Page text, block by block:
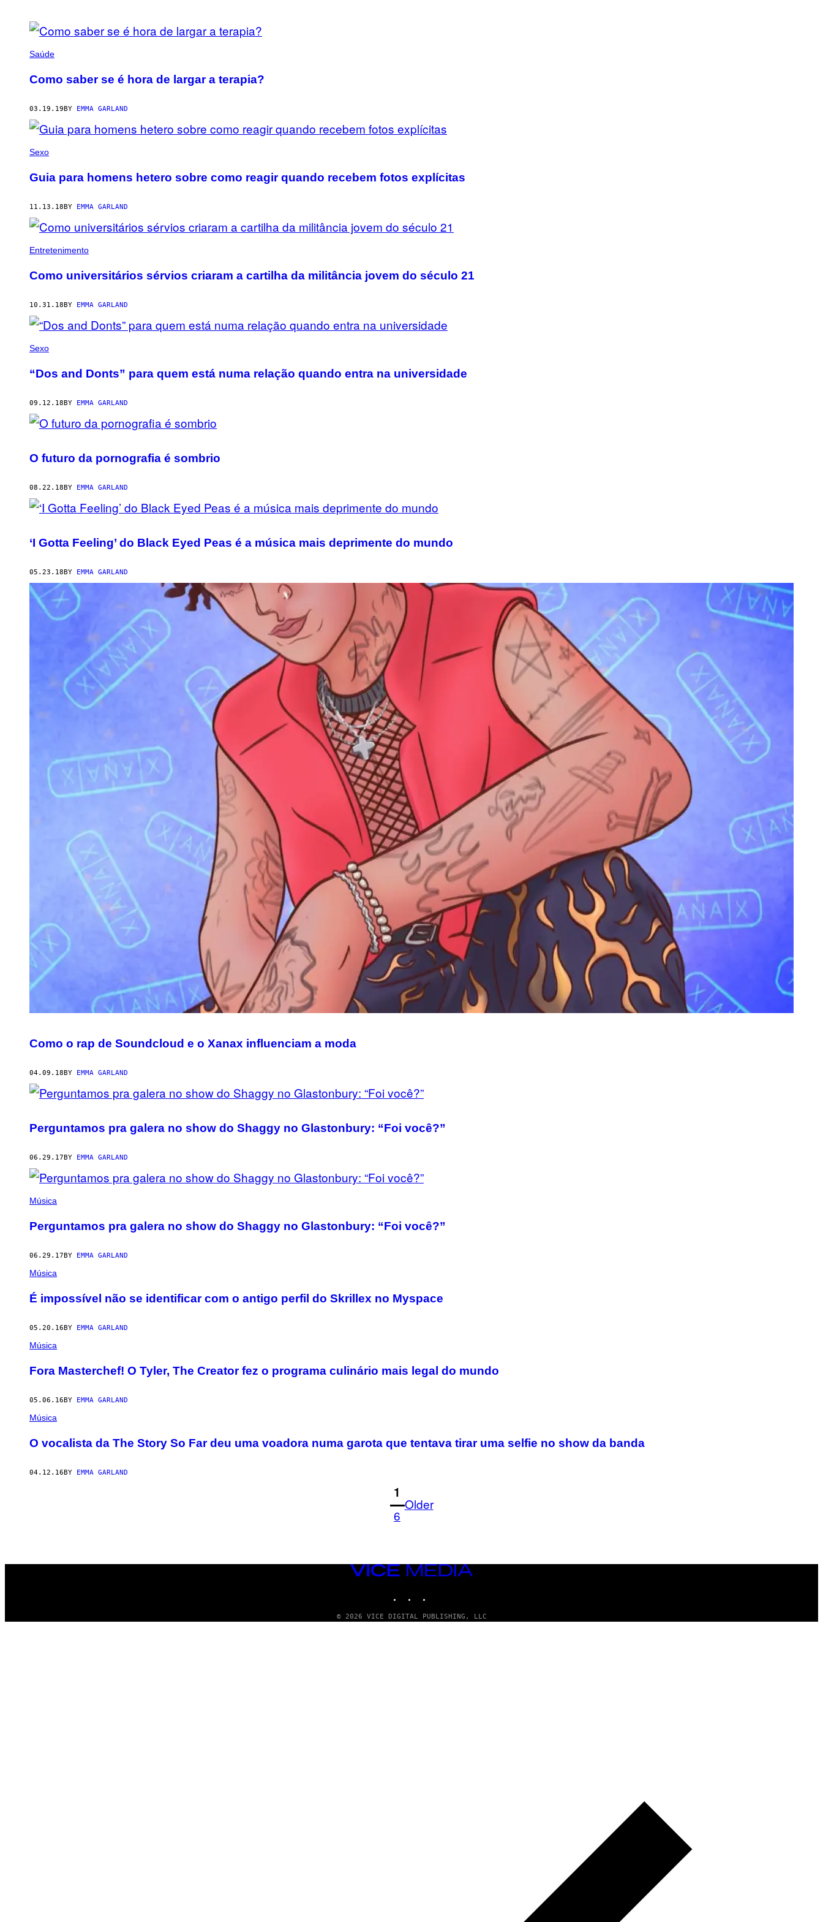
POSTS
BY
THIS
Saúde
Como saber se é hora de largar a terapia?
03.19.19 BY EMMA GARLAND
Sexo
Guia para homens hetero sobre como reagir quando recebem fotos explícitas
11.13.18 BY EMMA GARLAND
Entretenimento
Como universitários sérvios criaram a cartilha da militância jovem do século 21
10.31.18 BY EMMA GARLAND
Sexo
“Dos and Donts” para quem está numa relação quando entra na universidade
09.12.18 BY EMMA GARLAND
O futuro da pornografia é sombrio
08.22.18 BY EMMA GARLAND
‘I Gotta Feeling’ do Black Eyed Peas é a música mais deprimente do mundo
05.23.18 BY EMMA GARLAND
Como o rap de Soundcloud e o Xanax influenciam a moda
04.09.18 BY EMMA GARLAND
Perguntamos pra galera no show do Shaggy no Glastonbury: “Foi você?”
06.29.17 BY EMMA GARLAND
Música
Perguntamos pra galera no show do Shaggy no Glastonbury: “Foi você?”
06.29.17 BY EMMA GARLAND
Música
É impossível não se identificar com o antigo perfil do Skrillex no Myspace
05.20.16 BY EMMA GARLAND
Música
Fora Masterchef! O Tyler, The Creator fez o programa culinário mais legal do mundo
05.06.16 BY EMMA GARLAND
Música
O vocalista da The Story So Far deu uma voadora numa garota que tentava tirar uma selfie no show da banda
04.12.16 BY EMMA GARLAND
1
6
Older
VICE
© 2026 VICE DIGITAL PUBLISHING, LLC